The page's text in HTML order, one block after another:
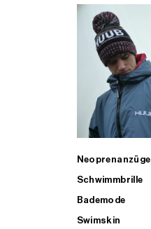
Neoprenanzüge
Schwimmbrille
Bademode
Swimskin